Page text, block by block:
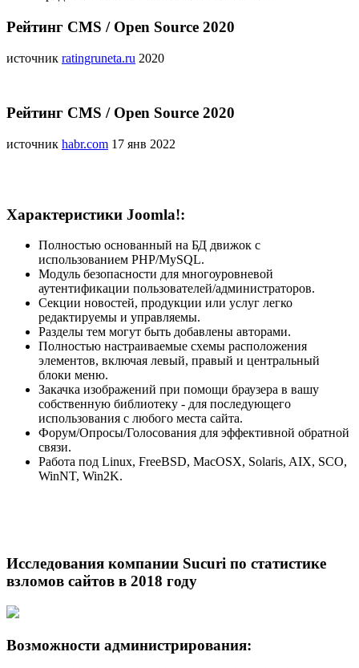
Рейтинг CMS / Open Source 2020
источник ratingruneta.ru 2020
Рейтинг CMS / Open Source 2020
источник habr.com 17 янв 2022
Характеристики Joomla!:
Полностью основанный на БД движок с
использованием PHP/MySQL.
Модуль безопасности для многоуровневой
аутентификации пользователей/администраторов.
Секции новостей, продукции или услуг легко
редактируемы и управляемы.
Разделы тем могут быть добавлены авторами.
Полностью настраиваемые схемы расположения
элементов, включая левый, правый и центральный
блоки меню.
Закачка изображений при помощи браузера в вашу
собственную библиотеку - для последующего
использования с любого места сайта.
Форум/Опросы/Голосования для эффективной обратной
связи.
Работа под Linux, FreeBSD, MacOSX, Solaris, AIX, SCO,
WinNT, Win2K.
Исследования компании Sucuri по статистике
взломов сайтов в 2018 году
Возможности администрирования: